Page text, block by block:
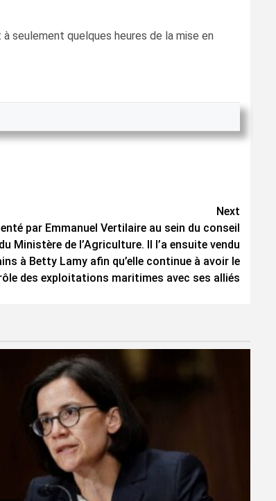
seulement quelques heures de la mise en
Next
par Emmanuel Vertilaire au sein du conseil
Ministère de l’Agriculture. Il l’a ensuite vendu
à Betty Lamy afin qu’elle continue à avoir le
des exploitations maritimes avec ses alliés